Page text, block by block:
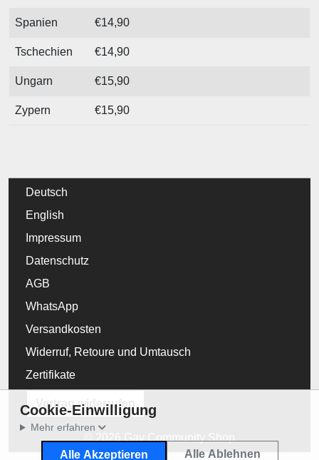
Spanien €14,90
Tschechien €14,90
Ungarn €15,90
Zypern €15,90
Deutsch
English
Impressum
Datenschutz
AGB
WhatsApp
Versandkosten
Widerruf, Retoure und Umtausch
Zertifikate
Vertrag widerrufen
Cookie-Einwilligung
Mehr erfahren
Alle Akzeptieren Alle Ablehnen